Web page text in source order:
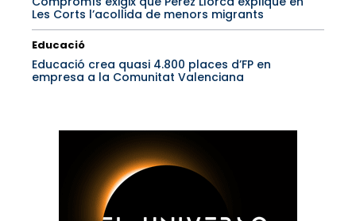
Les Corts l’acollida de menors migrants
Educació
Educació crea quasi 4.800 places d’FP en
empresa a la Comunitat Valenciana